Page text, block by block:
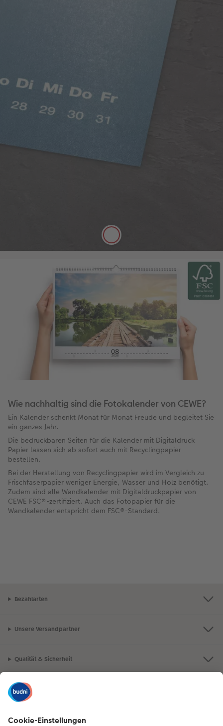
Wie nachhaltig sind die Fotokalender von CEWE?
Ein Kalender schenkt Monat für Monat Freude und begleitet Sie
ein ganzes Jahr.
Die bedruckbaren Seiten für die Kalender mit Digitaldruck
Papier lassen sich ab sofort auch mit Recyclingpapier
bestellen.
Bei der Herstellung von Recyclingpapier wird im Vergleich zu
Frischfaserpapier weniger Energie, Wasser und Holz benötigt.
Zudem sind alle Wandkalender mit Digitaldruckpapier von
CEWE FSC®-zertifiziert. Auch das Fotopapier für die
Wandkalender entspricht dem FSC®-Standard.
Bezahlarten
Unsere Versandpartner
Qualität & Sicherheit
Nachhaltigkeit bei CEWE
Mein Fotoservice